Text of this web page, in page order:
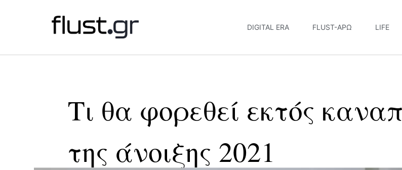
DIGITAL ERA FLUST-ΆΡΩ LIFE
Τι θα φορεθεί εκτός
της άνοιξης 2021